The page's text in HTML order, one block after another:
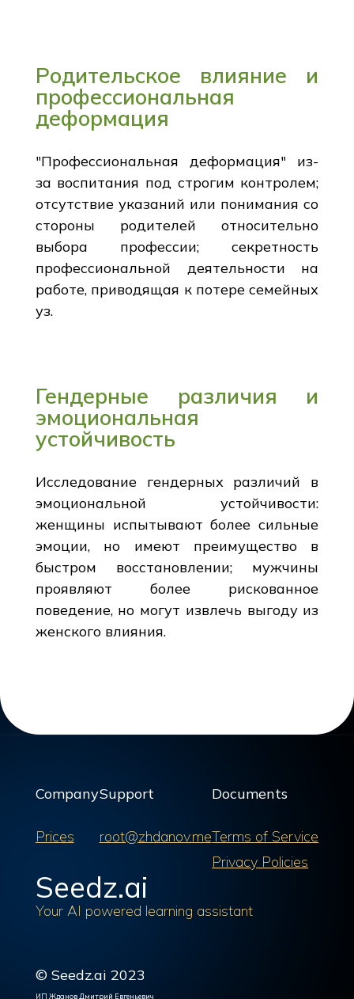
Родительское влияние и
профессиональная
деформация
"Профессиональная деформация" из-
за воспитания под строгим контролем;
отсутствие указаний или понимания со
стороны родителей относительно
выбора профессии; секретность
профессиональной деятельности на
работе, приводящая к потере семейных
уз.
Гендерные различия и
эмоциональная
устойчивость
Исследование гендерных различий в
эмоциональной устойчивости:
женщины испытывают более сильные
эмоции, но имеют преимущество в
быстром восстановлении; мужчины
проявляют более рискованное
поведение, но могут извлечь выгоду из
женского влияния.
Company
Prices
Support
root@zhdanov.me
Documents
Terms of Service
Privacy Policies
Seedz.ai
Your AI powered learning assistant
© Seedz.ai 2023
ИП Жданов Дмитрий Евгеньевич